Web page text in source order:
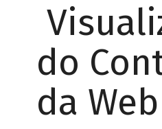
do
da Web